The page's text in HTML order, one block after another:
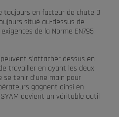
toujours en facteur de chute 0
situé au-dessus de
de la Norme EN795
s’attacher dessus en
travailler en ayant les deux
se tenir d’une main pour
gagnent ainsi en
devient un véritable outil